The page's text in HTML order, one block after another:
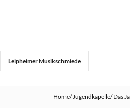
Leipheimer Musikschmiede
Home Jugendkapelle Das